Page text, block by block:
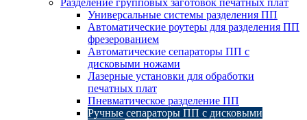
Разделение групповых заготовок печатных плат
Универсальные системы разделения ПП
Автоматические роутеры для разделения ПП
фрезерованием
Автоматические сепараторы ПП с
дисковыми ножами
Лазерные установки для обработки
печатных плат
Пневматическое разделение ПП
Ручные сепараторы ПП с дисковыми